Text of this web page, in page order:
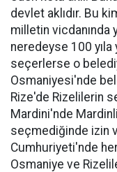
devlet aklıdır. Bu
milletin
neredeyse 100 yıla
seçerlerse o
Osmaniyesi'nde
Rize'de Rizelilerin
Mardini'nde
seçmediğinde izin
Cumhuriyeti'nde
Osmaniye ve